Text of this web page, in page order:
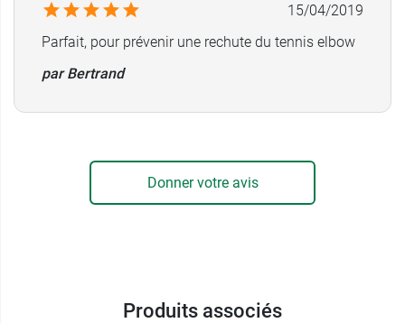
15/04/2019
Parfait, pour prévenir une rechute du tennis elbow
par Bertrand
Donner votre avis
Produits associés